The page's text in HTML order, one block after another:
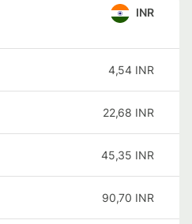
INR
4,54 INR
22,68 INR
45,35 INR
90,70 INR